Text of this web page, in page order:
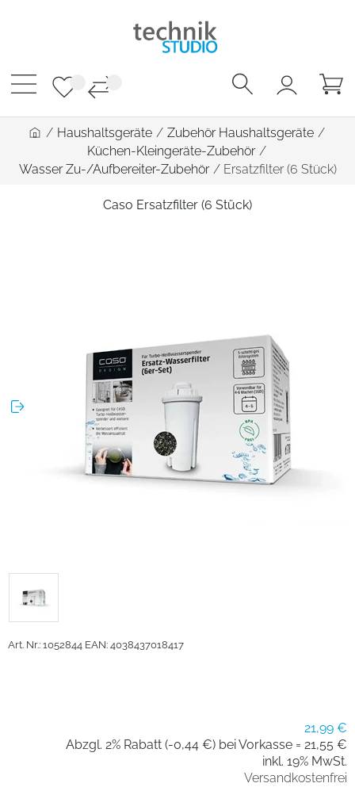
/ Haushaltsgeräte / Zubehör Haushaltsgeräte /
Küchen-Kleingeräte-Zubehör/
Wasser Zu-/Aufbereiter-Zubehör / Ersatzfilter (6 Stück)
Caso Ersatzfilter (6 Stück)
Art. Nr.: 1052844 EAN: 4038437018417
21,99 €
Abzgl. 2% Rabatt (-0,44 €) bei Vorkasse = 21,55 €
inkl. 19% MwSt.
Versandkostenfrei